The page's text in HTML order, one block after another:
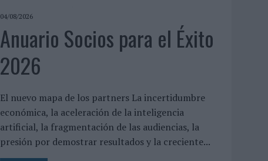
04/08/2026
Anuario Socios para el Éxito
2026
El nuevo mapa de los partners La incertidumbre
económica, la aceleración de la inteligencia
artificial, la fragmentación de las audiencias, la
presión por demostrar resultados y la creciente...